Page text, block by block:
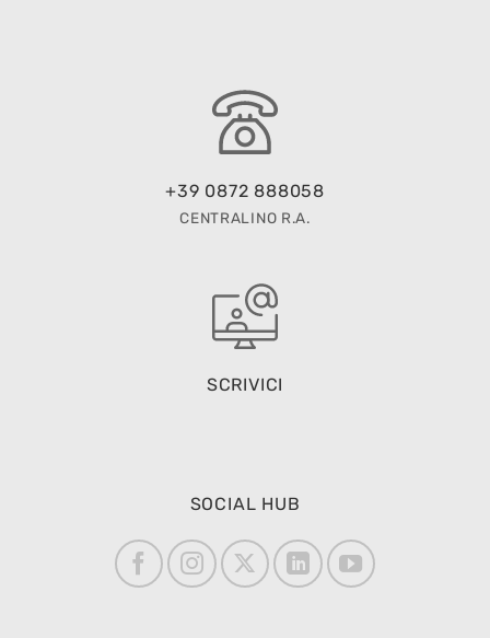
+39 0872 888058
CENTRALINO R.A.
SCRIVICI
SOCIAL HUB